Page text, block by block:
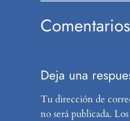
Comentarios
Deja una
Tu dirección de
no será publicada.